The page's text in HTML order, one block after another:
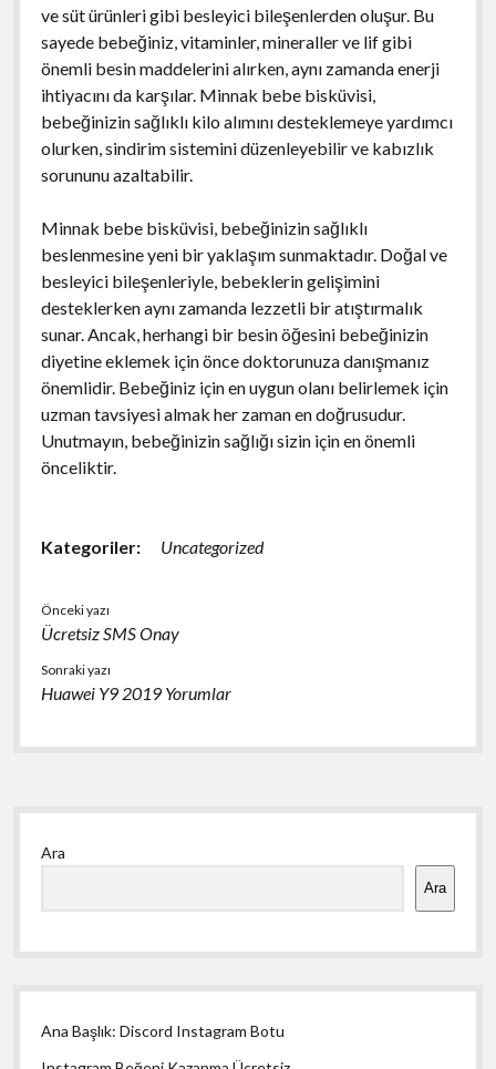
ve süt ürünleri gibi besleyici bileşenlerden oluşur. Bu
sayede bebeğiniz, vitaminler, mineraller ve lif gibi
önemli besin maddelerini alırken, aynı zamanda enerji
ihtiyacını da karşılar. Minnak bebe bisküvisi,
bebeğinizin sağlıklı kilo alımını desteklemeye yardımcı
olurken, sindirim sistemini düzenleyebilir ve kabızlık
sorununu azaltabilir.
Minnak bebe bisküvisi, bebeğinizin sağlıklı
beslenmesine yeni bir yaklaşım sunmaktadır. Doğal ve
besleyici bileşenleriyle, bebeklerin gelişimini
desteklerken aynı zamanda lezzetli bir atıştırmalık
sunar. Ancak, herhangi bir besin öğesini bebeğinizin
diyetine eklemek için önce doktorunuza danışmanız
önemlidir. Bebeğiniz için en uygun olanı belirlemek için
uzman tavsiyesi almak her zaman en doğrusudur.
Unutmayın, bebeğinizin sağlığı sizin için en önemli
önceliktir.
Kategoriler: Uncategorized
Önceki yazı
Ücretsiz SMS Onay
Sonraki yazı
Huawei Y9 2019 Yorumlar
Yan
Menü
Ara
Ara
Ana Başlık: Discord Instagram Botu